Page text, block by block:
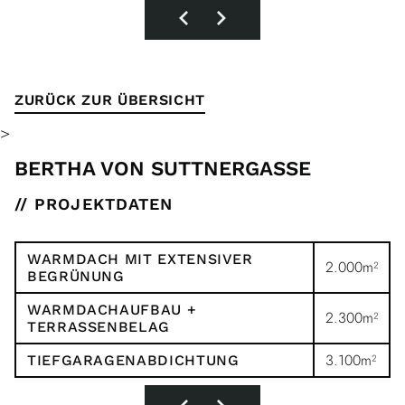
ZURÜCK ZUR ÜBERSICHT
>
BERTHA VON SUTTNERGASSE
// PROJEKTDATEN
WARMDACH MIT EXTENSIVER
BEGRÜNUNG
2.000m²
WARMDACHAUFBAU +
TERRASSENBELAG
2.300m²
TIEFGARAGENABDICHTUNG 3.100m²